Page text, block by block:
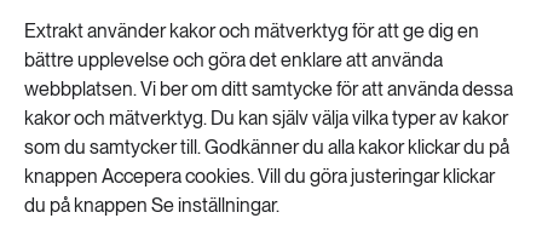
Extrakt använder kakor och mätverktyg för att ge dig en
bättre upplevelse och göra det enklare att använda
webbplatsen. Vi ber om ditt samtycke för att använda dessa
kakor och mätverktyg. Du kan själv välja vilka typer av kakor
som du samtycker till. Godkänner du alla kakor klickar du på
knappen Accepera cookies. Vill du göra justeringar klickar
du på knappen Se inställningar.
Arktis okända liv utforskas från isflak